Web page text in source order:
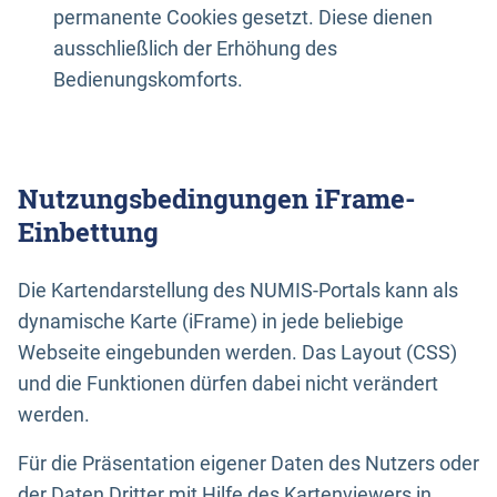
permanente Cookies gesetzt. Diese dienen
ausschließlich der Erhöhung des
Bedienungskomforts.
Nutzungsbedingungen iFrame-
Einbettung
Die Kartendarstellung des NUMIS-Portals kann als
dynamische Karte (iFrame) in jede beliebige
Webseite eingebunden werden. Das Layout (CSS)
und die Funktionen dürfen dabei nicht verändert
werden.
Für die Präsentation eigener Daten des Nutzers oder